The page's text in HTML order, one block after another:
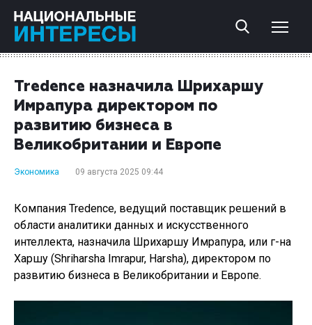
Tredence назначила Шрихаршу
Имрапура директором по
развитию бизнеса в
Великобритании и Европе
Экономика 09 августа 2025 09:44
Компания Tredence, ведущий поставщик решений в
области аналитики данных и искусственного
интеллекта, назначила Шрихаршу Имрапура, или г-на
Харшу (Shriharsha Imrapur, Harsha), директором по
развитию бизнеса в Великобритании и Европе.